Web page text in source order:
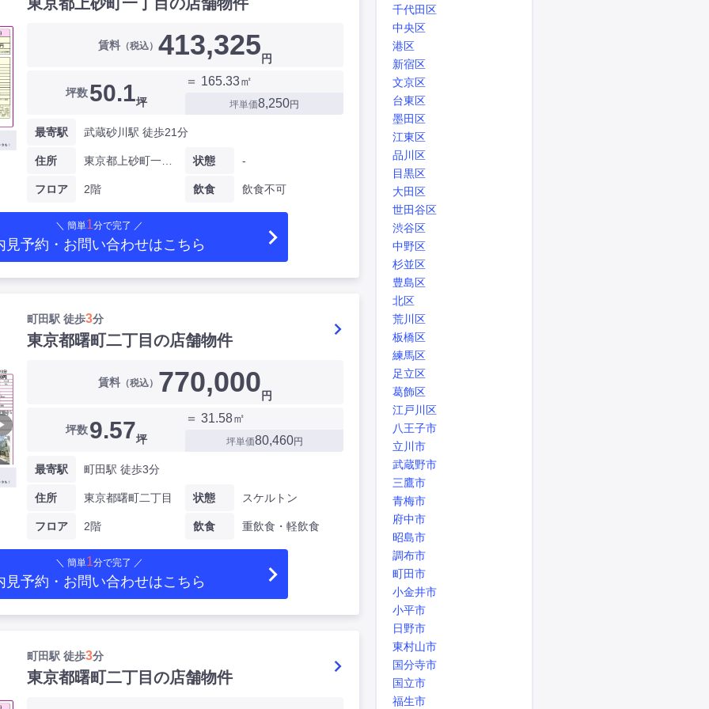
賃料 （税込） 413,325 円
坪数 50.1坪
＝ 165.33㎡
坪単価8,250円
最寄駅 武蔵砂川駅 徒歩21分
住所
フロア 2階
状態 -
飲食 飲食不可
＼ 簡単1分で完了 ／
見予約・お問い合わせはこちら
町田駅 徒歩3分
東京都曙町二丁目の店舗物件
賃料 （税込） 770,000 円
坪数 9.57坪
＝ 31.58㎡
坪単価80,460円
最寄駅 町田駅 徒歩3分
住所 東京都曙町二丁目
フロア 2階
状態 スケルトン
飲食 重飲食・軽飲食
＼ 簡単1分で完了 ／
見予約・お問い合わせはこちら
町田駅 徒歩3分
東京都曙町二丁目の店舗物件
千代田区
中央区
港区
新宿区
文京区
台東区
墨田区
江東区
品川区
目黒区
大田区
世田谷区
渋谷区
中野区
杉並区
豊島区
北区
荒川区
板橋区
練馬区
足立区
葛飾区
江戸川区
八王子市
立川市
武蔵野市
三鷹市
青梅市
府中市
昭島市
調布市
町田市
小金井市
小平市
日野市
東村山市
国分寺市
国立市
福生市